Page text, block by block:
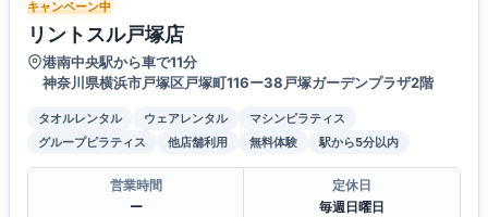
キャンペーン中
リントスル戸塚店
港南中央駅から車で11分
神奈川県横浜市戸塚区戸塚町116ー38戸塚ガーデンプラザ2階
タオルレンタル ウェアレンタル
マシンピラティス
グループピラティス
他店舗利用 無料体験 駅から5分以内
営業時間
ー
定休日
毎週日曜日